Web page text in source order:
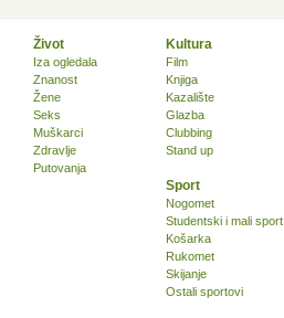
Život
Iza ogledala
Znanost
Žene
Seks
Muškarci
Zdravlje
Putovanja
Kultura
Film
Knjiga
Kazalište
Glazba
Clubbing
Stand up
Sport
Nogomet
Studentski i mali sport
Košarka
Rukomet
Skijanje
Ostali sportovi